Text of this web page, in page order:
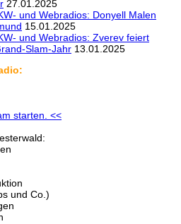
27.01.2025
und Webradios: Donyell Malen
15.01.2025
und Webradios: Zverev feiert
Slam-Jahr 13.01.2025
starten. <<
und Co.)